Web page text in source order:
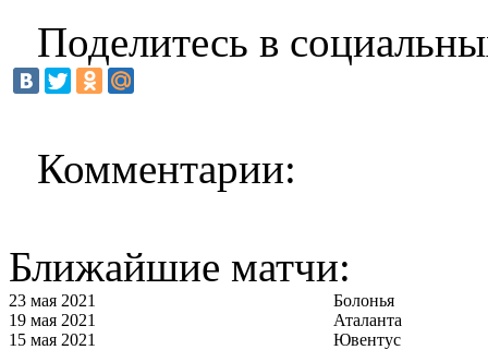
Поделитесь в
Комментарии:
Ближайшие матчи:
23 мая 2021
Болонья
19 мая 2021
Аталанта
15 мая 2021
Ювентус